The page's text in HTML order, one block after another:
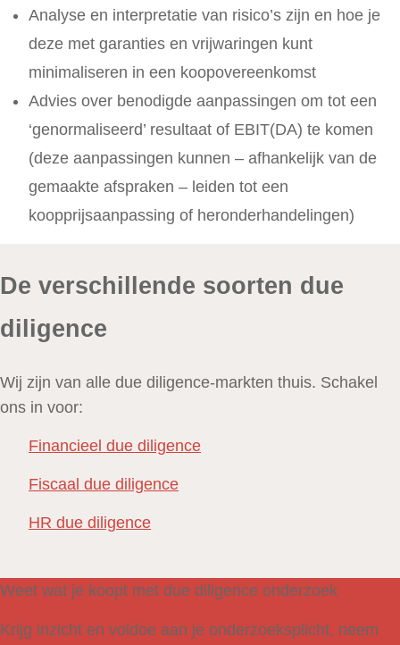
Analyse en interpretatie van risico’s zijn en hoe je
deze met garanties en vrijwaringen kunt
minimaliseren in een koopovereenkomst
Advies over benodigde aanpassingen om tot een
‘genormaliseerd’ resultaat of EBIT(DA) te komen
(deze aanpassingen kunnen – afhankelijk van de
gemaakte afspraken – leiden tot een
koopprijsaanpassing of heronderhandelingen)
De verschillende soorten due
diligence
Wij zijn van alle due diligence-markten thuis. Schakel
ons in voor:
Financieel due diligence
Fiscaal due diligence
HR due diligence
Weet wat je koopt met due diligence onderzoek
Krijg inzicht en voldoe aan je onderzoeksplicht, neem